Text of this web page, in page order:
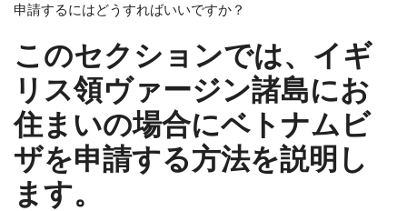
申請するにはどうすればいいですか？
このセクションでは、イギ
リス領ヴァージン諸島にお
住まいの場合にベトナムビ
ザを申請する方法を説明し
ます。